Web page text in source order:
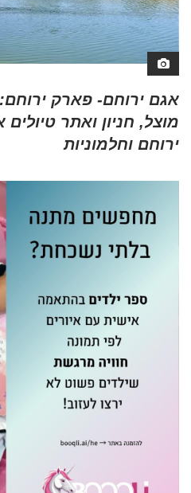
אגם ירוחם- פארק
מוצל, חניון ואתר
ירוחם וחלמוניות